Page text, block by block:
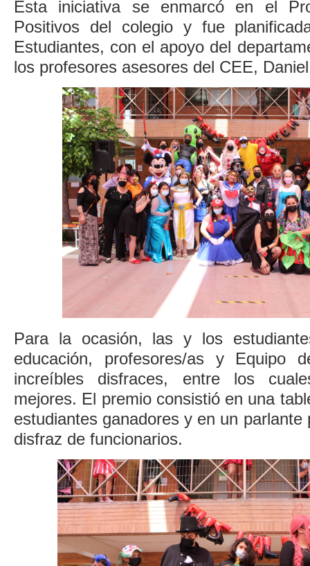
Esta iniciativa se enmarcó en el
Positivos del colegio y fue
Estudiantes, con el apoyo del
los profesores asesores del CEE,
Para la ocasión, las y los
educación, profesores/as y Equipo
increíbles disfraces, entre los
mejores. El premio consistió en una
estudiantes ganadores y en un parlante
disfraz de funcionarios.